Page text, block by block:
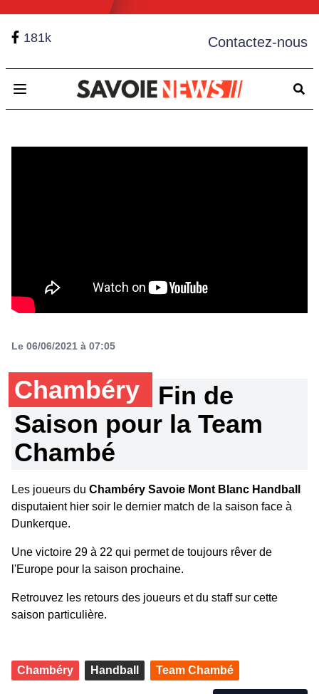
181k Contactez-nous
Open main menu
Le 06/06/2021 à 07:05
Chambéry
Fin de
Saison pour la Team
Chambé
Les joueurs du Chambéry Savoie Mont Blanc Handball
disputaient hier soir le dernier match de la saison face à
Dunkerque.
Une victoire 29 à 22 qui permet de toujours rêver de
l'Europe pour la saison prochaine.
Retrouvez les retours des joueurs et du staff sur cette
saison particulière.
Chambéry Handball Team Chambé